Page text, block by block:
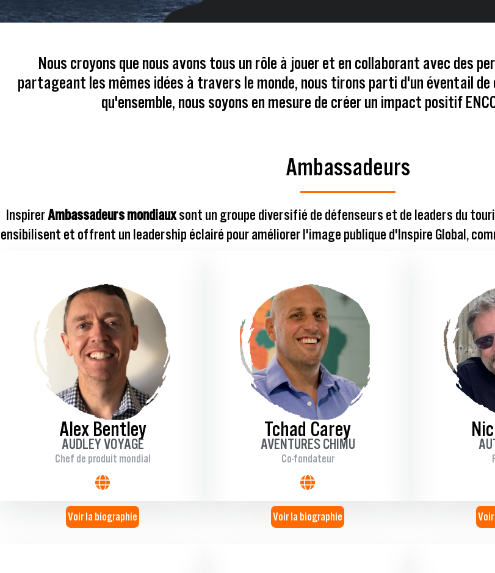
Nous croyons que nous avons tous un rôle à jouer et en collaborant avec des
partageant les mêmes idées à travers le monde, nous tirons parti d'un éventail
qu'ensemble, nous soyons en mesure de créer un impact positif
Ambassadeurs
InspirerAmbassadeurs mondiauxsont un groupe diversifié de défenseurs et de leaders du
et offrent un leadership éclairé pour améliorer l'image publique d'Inspire Global,
Alex Bentley
AUDLEY VOYAGE
Chef de produit mondial
Voir la biographie
Tchad Carey
AVENTURES CHIMU
Co-fondateur
Voir la biographie